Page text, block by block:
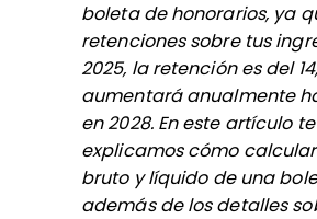
boleta de honorarios, ya
retenciones sobre tus
2025, la retención es del
aumentará anualmente
en 2028. En este artículo te
explicamos cómo
bruto y líquido de una
además de los detalles